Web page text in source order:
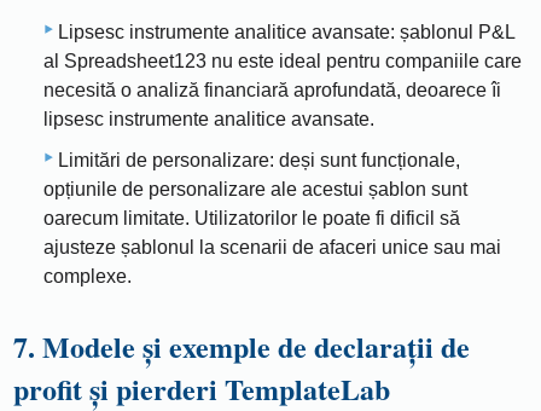
Lipsesc instrumente analitice avansate: șablonul P&L
al Spreadsheet123 nu este ideal pentru companiile care
necesită o analiză financiară aprofundată, deoarece îi
lipsesc instrumente analitice avansate.
Limitări de personalizare: deși sunt funcționale,
opțiunile de personalizare ale acestui șablon sunt
oarecum limitate. Utilizatorilor le poate fi dificil să
ajusteze șablonul la scenarii de afaceri unice sau mai
complexe.
7. Modele și exemple de declarații de
profit și pierderi TemplateLab